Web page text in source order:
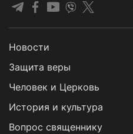
Новости
Защита веры
Человек и Церковь
История и культура
Вопрос священнику